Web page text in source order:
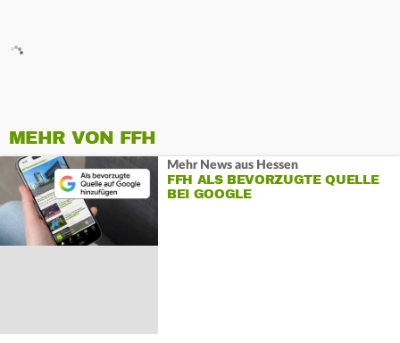
MEHR VON FFH
Mehr News aus Hessen
FFH ALS BEVORZUGTE QUELLE
BEI GOOGLE